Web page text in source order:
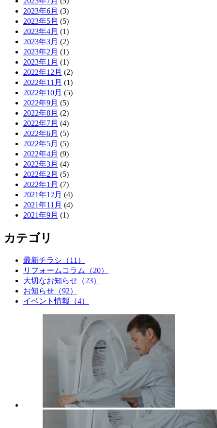
2023年6月 (3)
2023年5月 (5)
2023年4月 (1)
2023年3月 (2)
2023年2月 (1)
2023年1月 (1)
2022年12月 (2)
2022年11月 (1)
2022年10月 (5)
2022年9月 (5)
2022年8月 (2)
2022年7月 (4)
2022年6月 (5)
2022年5月 (5)
2022年4月 (9)
2022年3月 (4)
2022年2月 (5)
2022年1月 (7)
2021年12月 (4)
2021年11月 (4)
2021年9月 (1)
カテゴリ
最新チラシ（11）
リフォームコラム（20）
大切なお知らせ（23）
お知らせ（92）
イベント情報（4）